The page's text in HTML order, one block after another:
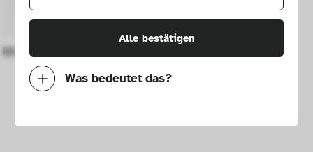
Alle bestätigen
Was bedeutet das?
Mit diesen Cookies können wir durch
Miniature audio tape Nagra SN